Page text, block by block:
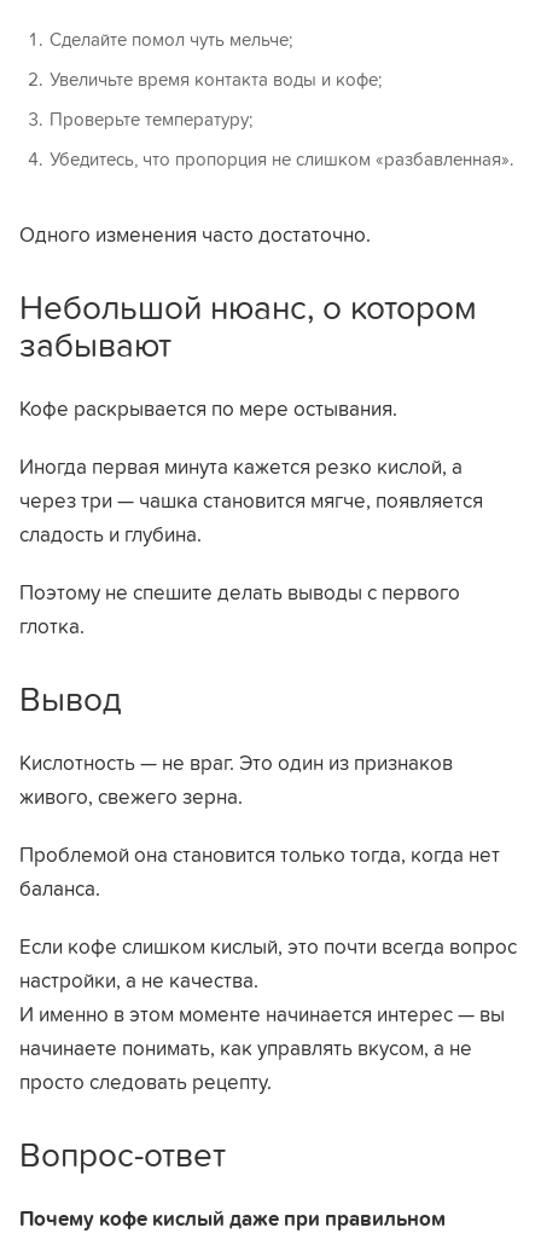
Сделайте помол чуть мельче;
Увеличьте время контакта воды и кофе;
Проверьте температуру;
Убедитесь, что пропорция не слишком «разбавленная».
Одного изменения часто достаточно.
Небольшой нюанс, о котором
забывают
Кофе раскрывается по мере остывания.
Иногда первая минута кажется резко кислой, а
через три — чашка становится мягче, появляется
сладость и глубина.
Поэтому не спешите делать выводы с первого
глотка.
Вывод
Кислотность — не враг. Это один из признаков
живого, свежего зерна.
Проблемой она становится только тогда, когда нет
баланса.
Если кофе слишком кислый, это почти всегда вопрос
настройки, а не качества.
И именно в этом моменте начинается интерес — вы
начинаете понимать, как управлять вкусом, а не
просто следовать рецепту.
Вопрос-ответ
Почему кофе кислый даже при правильном